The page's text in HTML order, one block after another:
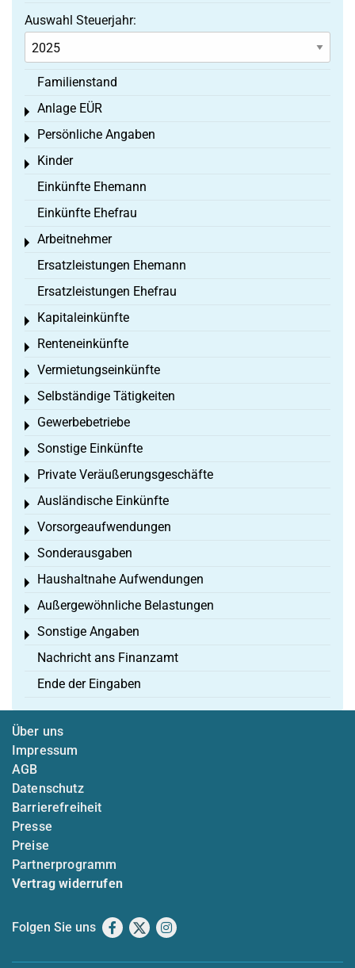
Auswahl Steuerjahr:
Familienstand
Anlage EÜR
Toggle menu
Persönliche Angaben
Toggle menu
Kinder
Toggle menu
Einkünfte Ehemann
Einkünfte Ehefrau
Arbeitnehmer
Toggle menu
Ersatzleistungen Ehemann
Ersatzleistungen Ehefrau
Kapitaleinkünfte
Toggle menu
Renteneinkünfte
Toggle menu
Vermietungseinkünfte
Toggle menu
Selbständige Tätigkeiten
Toggle menu
Gewerbebetriebe
Toggle menu
Sonstige Einkünfte
Toggle menu
Private Veräußerungsgeschäfte
Toggle menu
Ausländische Einkünfte
Toggle menu
Vorsorgeaufwendungen
Toggle menu
Sonderausgaben
Toggle menu
Haushaltnahe Aufwendungen
Toggle menu
Außergewöhnliche Belastungen
Toggle menu
Sonstige Angaben
Toggle menu
Nachricht ans Finanzamt
Ende der Eingaben
Über uns
Impressum
AGB
Datenschutz
Barrierefreiheit
Presse
Preise
Partnerprogramm
Vertrag widerrufen
Folgen Sie uns Facebook
X Instagram